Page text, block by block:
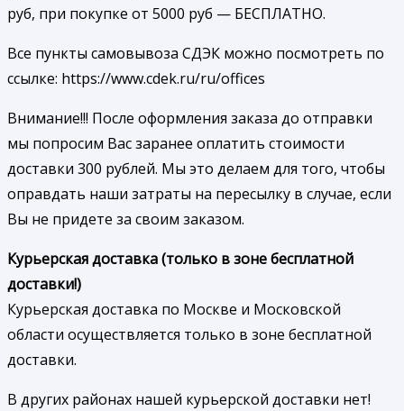
руб, при покупке от 5000 руб — БЕСПЛАТНО.
Все пункты самовывоза СДЭК можно посмотреть по
ссылке: https://www.cdek.ru/ru/offices
Внимание!!! После оформления заказа до отправки
мы попросим Вас заранее оплатить стоимости
доставки 300 рублей. Мы это делаем для того, чтобы
оправдать наши затраты на пересылку в случае, если
Вы не придете за своим заказом.
Курьерская доставка (только в зоне бесплатной
доставки!)
Курьерская доставка по Москве и Московской
области осуществляется только в зоне бесплатной
доставки.
В других районах нашей курьерской доставки нет!